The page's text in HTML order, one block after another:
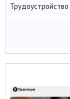
Трудоустройство